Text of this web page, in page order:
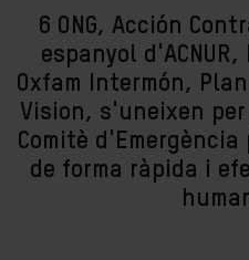
6 ONG, Acción
espanyol
Oxfam Intermón,
Vision, s'uneixen
Comitè
de forma ràpida i